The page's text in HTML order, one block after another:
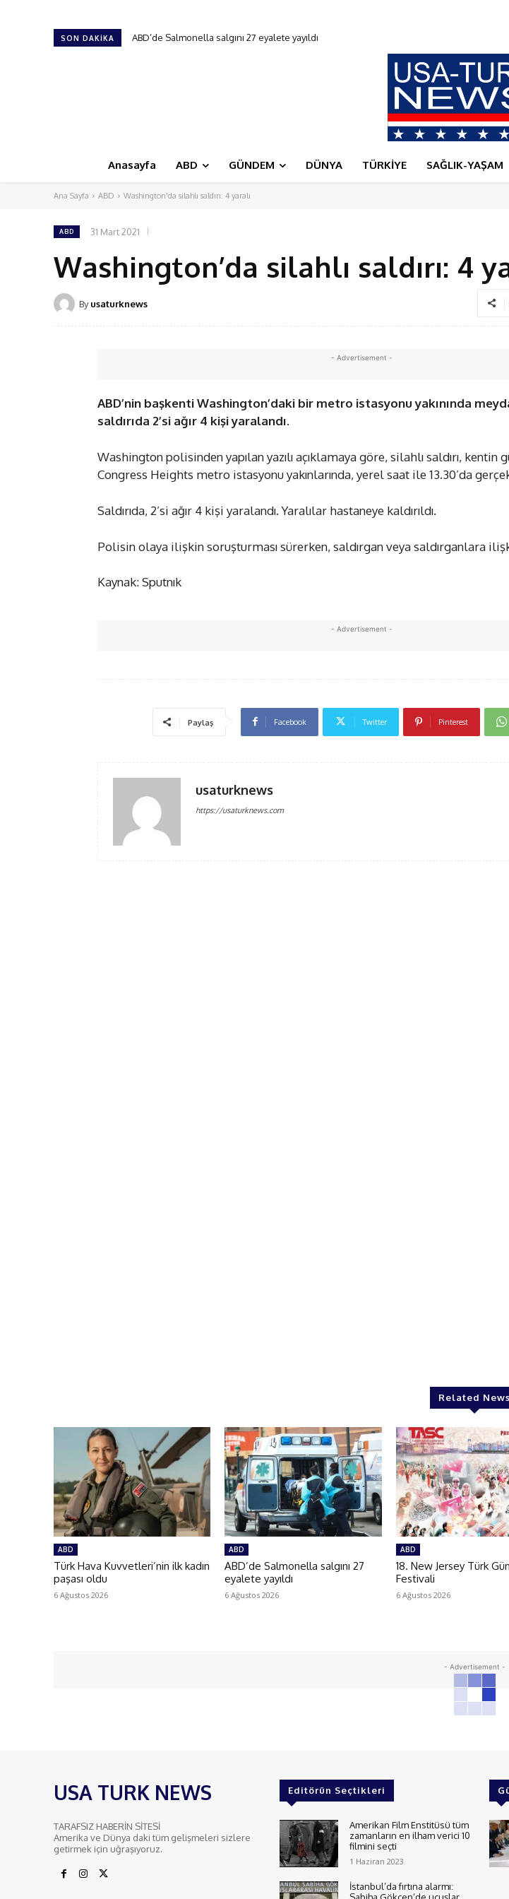
SON DAKIKA ABD’de Salmonella salgını 27 eyalete yayıldı
18. New Jersey Türk Günü Festivali
Anasayfa ABD GÜNDEM DÜNYA TÜRKİYE SAĞLIK-YAŞAM
Ana Sayfa ABD Washington'da silahlı saldırı: 4 yaralı
ABD 31 Mart 2021
Washington’da silahlı saldırı: 4
By usaturknews
- Advertisement -
ABD’nin başkenti Washington’daki bir metro istasyonu yakınında
saldırıda 2’si ağır 4 kişi yaralandı.
Washington polisinden yapılan yazılı açıklamaya göre, silahlı saldırı, kentin
Congress Heights metro istasyonu yakınlarında, yerel saat ile 13.30’da
Saldırıda, 2’si ağır 4 kişi yaralandı. Yaralılar hastaneye kaldırıldı.
Polisin olaya ilişkin soruşturması sürerken, saldırgan veya saldırganlara
Kaynak: Sputnık
- Advertisement -
Paylaş Facebook Twitter Pinterest
usaturknews
https://usaturknews.com
Related News
ABD
Türk Hava Kuvvetleri’nin ilk kadın
paşası oldu
6 Ağustos 2026
ABD
ABD’de Salmonella salgını 27
eyalete yayıldı
6 Ağustos 2026
ABD
18. New Jersey Türk
Festivali
6 Ağustos 2026
- Advertisement -
USA TURK NEWS
TARAFSIZ HABERİN SİTESİ
Amerika ve Dünya daki tüm gelişmeleri sizlere
getirmek için uğraşıyoruz.
Editörün Seçtikleri
Amerikan Film Enstitüsü tüm
zamanların en ilham verici 10
filmini seçti
1 Haziran 2023
İstanbul’da fırtına alarmı: